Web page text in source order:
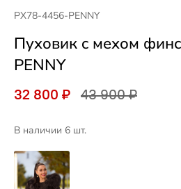
PX78-4456-PENNY
Пуховик c мехом
PENNY
32 800 ₽ 43 900 ₽
В наличии 6 шт.